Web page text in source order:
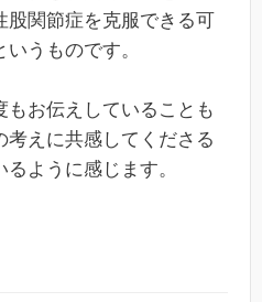
股関節症を克服できる可
うものです。
お伝えしていることも
考えに共感してくださる
ように感じます。